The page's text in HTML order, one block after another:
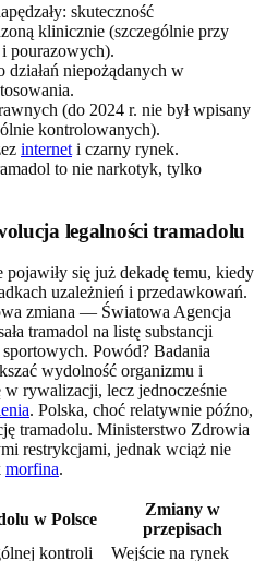
skuteczność
klinicznie (szczególnie przy
pourazowych).
niepożądanych w
(do 2024 r. nie był wpisany
kontrolowanych).
internet i czarny rynek.
to nie narkotyk, tylko
legalności tramadolu
pojawiły się już dekadę temu, kiedy
uzależnień i przedawkowań.
zmiana — Światowa Agencja
tramadol na listę substancji
Powód? Badania
wydolność organizmu i
rywalizacji, lecz jednocześnie
. Polska, choć relatywnie późno,
tramadolu. Ministerstwo Zdrowia
restrykcjami, jednak wciąż nie
morfina.
w Polsce
Zmiany w
przepisach
kontroli
Wejście na rynek